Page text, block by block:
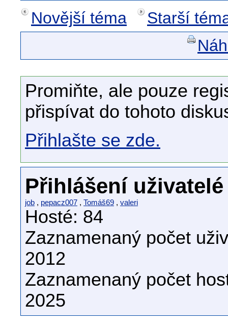
Novější téma
Starší
Promiňte, ale pouze
přispívat do tohoto
Přihlašte se zde.
Přihlášení uživatelé
job , pepacz007 , Tomáš69 , valeri
Hosté: 84
Zaznamenaný počet
2012
Zaznamenaný počet
2025